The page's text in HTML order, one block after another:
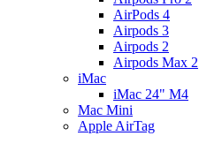
AirPods 4
Airpods 3
Airpods 2
Airpods Max 2
iMac
iMac 24" M4
Mac Mini
Apple AirTag